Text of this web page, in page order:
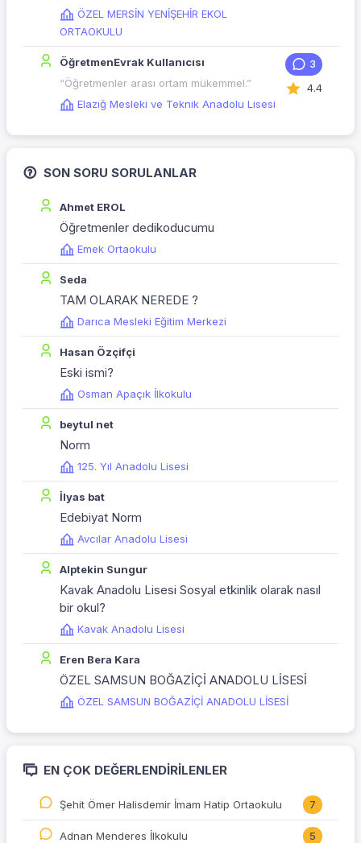
ÖZEL MERSİN YENİŞEHİR EKOL
ORTAOKULU
ÖğretmenEvrak Kullanıcısı
“Öğretmenler arası ortam mükemmel.”
Elazığ Mesleki ve Teknik Anadolu Lisesi
3
4.4
SON SORU SORULANLAR
Ahmet EROL
Öğretmenler dedikoducumu
Emek Ortaokulu
Seda
TAM OLARAK NEREDE ?
Darıca Mesleki Eğitim Merkezi
Hasan Özçifçi
Eski ismi?
Osman Apaçık İlkokulu
beytul net
Norm
125. Yıl Anadolu Lisesi
İlyas bat
Edebiyat Norm
Avcılar Anadolu Lisesi
Alptekin Sungur
Kavak Anadolu Lisesi Sosyal etkinlik olarak nasıl
bir okul?
Kavak Anadolu Lisesi
Eren Bera Kara
ÖZEL SAMSUN BOĞAZİÇİ ANADOLU LİSESİ
ÖZEL SAMSUN BOĞAZİÇİ ANADOLU LİSESİ
EN ÇOK DEĞERLENDIRILENLER
Şehit Ömer Halisdemir İmam Hatip Ortaokulu 7
Adnan Menderes İlkokulu 5